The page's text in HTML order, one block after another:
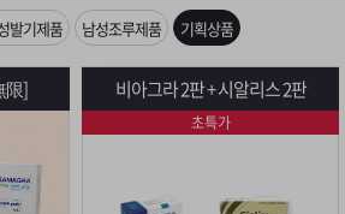
이폰 고객 앱설치 가능합니다.
용 안내] 집 밖에 주소로 택배 받기
휴]설 연휴 배송 및 휴무 안내
발기제품 남성조루제품 기획상품
限] 비아그라 2판 + 시알리스 2판
초특가